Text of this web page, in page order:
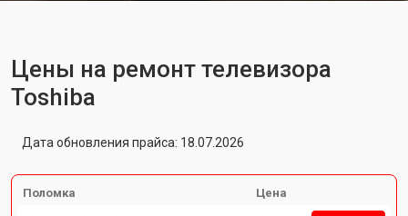
Цены на ремонт телевизора
Toshiba
Дата обновления прайса: 18.07.2026
Поломка Цена